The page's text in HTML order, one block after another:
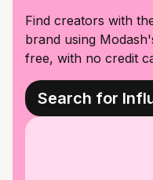
Find creators with
brand using
free, with no credit
Search for